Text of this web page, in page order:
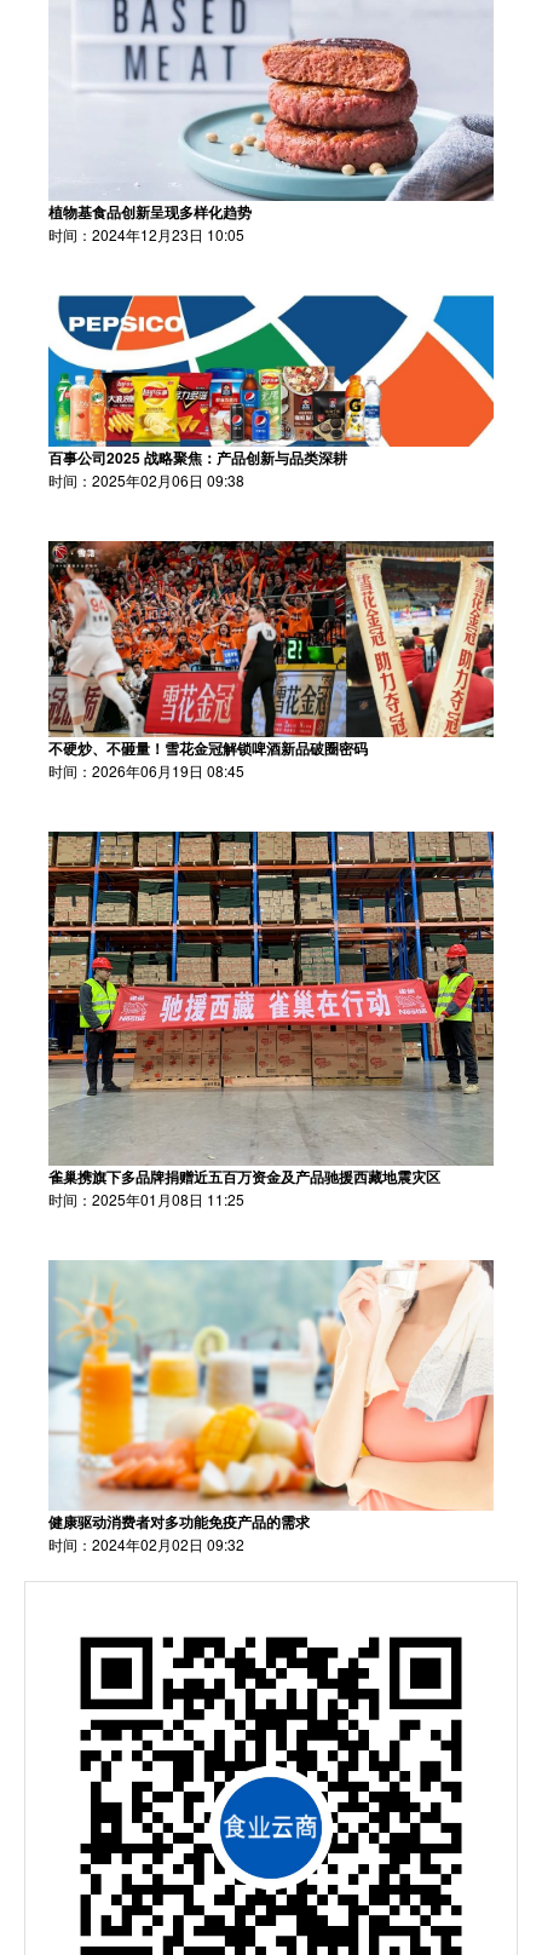
植物基食品创新呈现多样化趋势
时间：2024年12月23日 10:05
百事公司2025 战略聚焦：产品创新与品类深耕
时间：2025年02月06日 09:38
不硬炒、不砸量！雪花金冠解锁啤酒新品破圈密码
时间：2026年06月19日 08:45
雀巢携旗下多品牌捐赠近五百万资金及产品驰援西藏地震灾区
时间：2025年01月08日 11:25
健康驱动消费者对多功能免疫产品的需求
时间：2024年02月02日 09:32